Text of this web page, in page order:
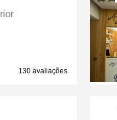
130 avaliações